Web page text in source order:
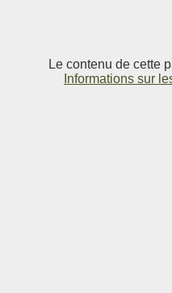
Le contenu de cette
Informations sur